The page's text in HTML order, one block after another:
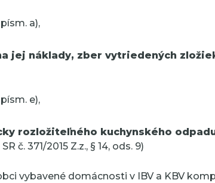
a),
jej náklady, zber vytriedených
e),
rozložiteľného kuchynského odpadu
č. 371/2015 Z.z., § 14, ods. 9)
vybavené domácnosti v IBV a KBV